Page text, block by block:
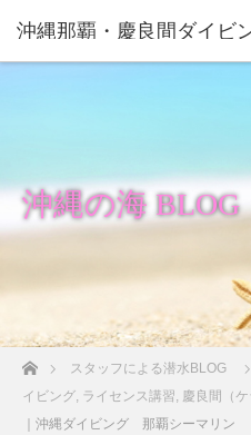
沖縄那覇・慶良間ダイ
沖縄の海 BLOG
ホームスタッフによる潜水BLOG
イビング, ライセンス講習, 慶良間（ケ
｜沖縄ダイビング 那覇シーマリン